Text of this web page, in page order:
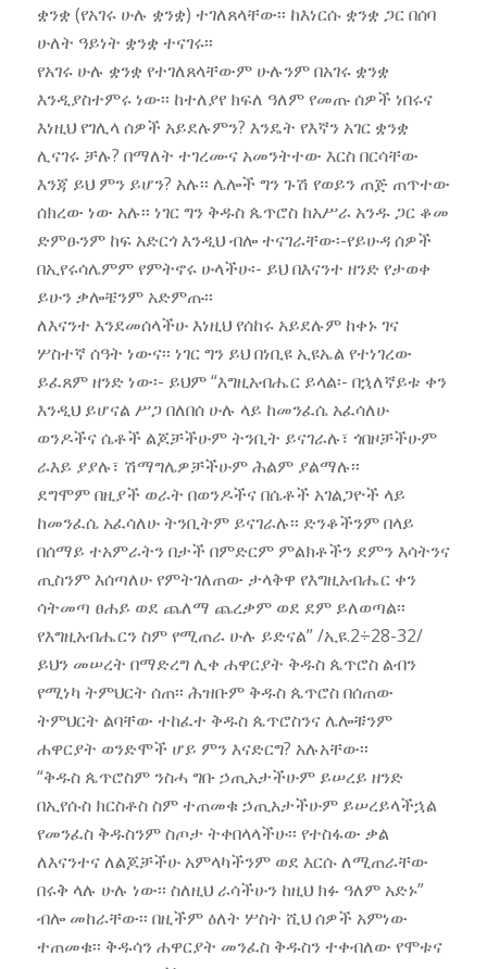
ቋንቋ (የአገሩ ሁሉ ቋንቋ) ተገለጸላቸው፡፡ ከእነርሱ ቋንቋ ጋር በሰባ
ሁለት ዓይነት ቋንቋ ተናገሩ፡፡
የአገሩ ሁሉ ቋንቋ የተገለጸላቸውም ሁሉንም በአገሩ ቋንቋ
እንዲያስተምሩ ነው፡፡ ከተለያየ ክፍለ ዓለም የመጡ ሰዎች ነበሩና
እነዚህ የገሊላ ሰዎች አይደሉምን? እንዴት የእኛን አገር ቋንቋ
ሊናገሩ ቻሉ? በማለት ተገረሙና አመንትተው እርስ በርሳቸው
እንጃ ይህ ምን ይሆን? አሉ፡፡ ሌሎች ግን ጉሽ የወይን ጠጅ ጠጥተው
ሰክረው ነው አሉ፡፡ ነገር ግን ቅዱስ ጴጥሮስ ከአሥራ አንዱ ጋር ቆመ
ድምፁንም ከፍ አድርጎ እንዲህ ብሎ ተናገራቸው፡-የይሁዳ ሰዎች
በኢየሩሳሌምም የምትኖሩ ሁላችሁ፡- ይህ በእናንተ ዘንድ የታወቀ
ይሁን ቃሎቼንም አድምጡ፡፡
ለእናንተ እንደመሰላችሁ እነዚህ የሰከሩ አይደሉም ከቀኑ ገና
ሦስተኛ ሰዓት ነውና፡፡ ነገር ግን ይህ በነቢዩ ኢዩኤል የተነገረው
ይፈጸም ዘንድ ነው፡- ይህም “እግዚአብሔር ይላል፡- በኋለኛይቱ ቀን
እንዲህ ይሆናል ሥጋ በለበሰ ሁሉ ላይ ከመንፈሴ አፈሳለሁ
ወንዶችና ሴቶች ልጆቻችሁም ትንቢት ይናገራሉ፣ ጎበዞቻችሁም
ራእይ ያያሉ፣ ሽማግሌዎቻችሁም ሕልም ያልማሉ፡፡
ደግሞም በዚያች ወራት በወንዶችና በሴቶች አገልጋዮች ላይ
ከመንፈሴ አፈሳለሁ ትንቢትም ይናገራሉ፡፡ ድንቆችንም በላይ
በሰማይ ተአምራትን በታች በምድርም ምልክቶችን ደምን እሳትንና
ጢስንም እሰጣለሁ የምትገለጠው ታላቅዋ የእግዚአብሔር ቀን
ሳትመጣ ፀሐይ ወደ ጨለማ ጨረቃም ወደ ደም ይለወጣል፡፡
የእግዚአብሔርን ስም የሚጠራ ሁሉ ይድናል” /ኢዩ.2÷28-32/
ይህን መሠረት በማድረግ ሊቀ ሐዋርያት ቅዱስ ጴጥሮስ ልብን
የሚነካ ትምህርት ሰጠ፡፡ ሕዝቡም ቅዱስ ጴጥሮስ በሰጠው
ትምህርት ልባቸው ተከፈተ ቅዱስ ጴጥሮስንና ሌሎቹንም
ሐዋርያት ወንድሞች ሆይ ምን እናድርግ? አሉአቸው፡፡
“ቅዱስ ጴጥሮስም ንስሓ ግቡ ኃጢአታችሁም ይሠረይ ዘንድ
በኢየሱስ ክርስቶስ ስም ተጠመቁ ኃጢአታችሁም ይሠረይላችኋል
የመንፈስ ቅዱስንም ስጦታ ትቀበላላችሁ፡፡ የተስፋው ቃል
ለእናንተና ለልጆቻችሁ አምላካችንም ወደ እርሱ ለሚጠራቸው
በሩቅ ላሉ ሁሉ ነው፡፡ ስለዚህ ራሳችሁን ከዚህ ክፉ ዓለም አድኑ”
ብሎ መከራቸው፡፡ በዚችም ዕለት ሦስት ሺህ ሰዎች አምነው
ተጠመቁ፡፡ ቅዱሳን ሐዋርያት መንፈስ ቅዱስን ተቀብለው የሞቱና